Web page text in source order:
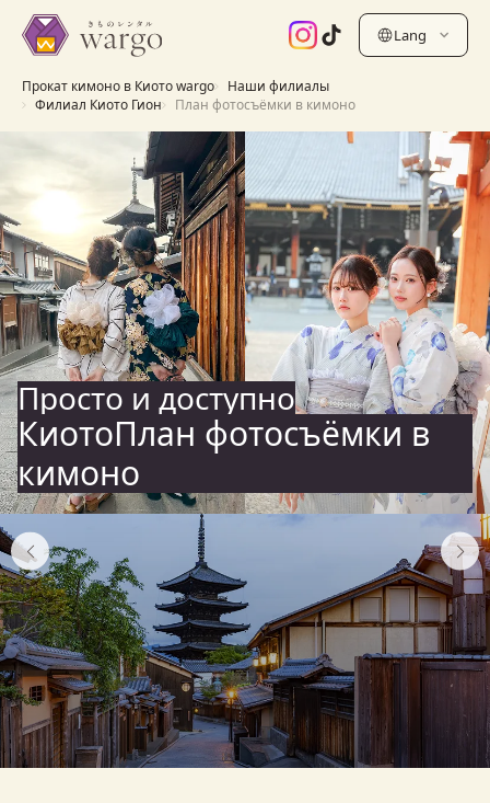
Lang
Прокат кимоно в Киото wargo
Наши филиалы
Филиал Киото Гион
План фотосъёмки в кимоно
Просто и доступно
КиотоПлан фотосъёмки в
кимоно